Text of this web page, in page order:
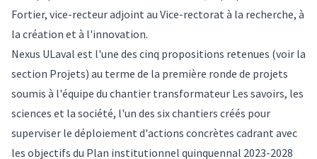
Fortier, vice-recteur adjoint au Vice-rectorat à la recherche, à
la création et à l'innovation.
Nexus ULaval est l'une des cinq propositions retenues (voir la
section Projets) au terme de la première ronde de projets
soumis à l'équipe du chantier transformateur Les savoirs, les
sciences et la société, l'un des six chantiers créés pour
superviser le déploiement d'actions concrètes cadrant avec
les objectifs du Plan institutionnel quinquennal 2023-2028